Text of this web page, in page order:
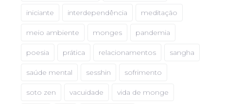
iniciante interdependência meditação
meio ambiente monges pandemia
poesia prática relacionamentos sangha
saúde mental sesshin sofrimento
soto zen vacuidade vida de monge